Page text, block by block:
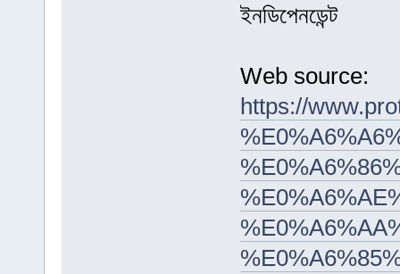
ইনডিপেনডেন্ট
Web source:
https://